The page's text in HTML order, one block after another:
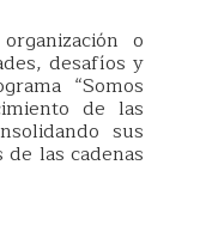
o
desafíos y
“Somos
de las
sus
las cadenas